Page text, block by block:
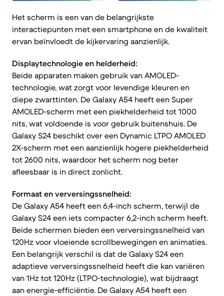
Het scherm is een van de belangrijkste
interactiepunten met een smartphone en de kwaliteit
ervan beïnvloedt de kijkervaring aanzienlijk.
Displaytechnologie en helderheid:
Beide apparaten maken gebruik van AMOLED-
technologie, wat zorgt voor levendige kleuren en
diepe zwarttinten. De Galaxy A54 heeft een Super
AMOLED-scherm met een piekhelderheid tot 1000
nits, wat voldoende is voor gebruik buitenshuis. De
Galaxy S24 beschikt over een Dynamic LTPO AMOLED
2X-scherm met een aanzienlijk hogere piekhelderheid
tot 2600 nits, waardoor het scherm nog beter
afleesbaar is in direct zonlicht.
Formaat en verversingssnelheid:
De Galaxy A54 heeft een 6,4-inch scherm, terwijl de
Galaxy S24 een iets compacter 6,2-inch scherm heeft.
Beide schermen bieden een verversingssnelheid van
120Hz voor vloeiende scrollbewegingen en animaties.
Een belangrijk verschil is dat de Galaxy S24 een
adaptieve verversingssnelheid heeft die kan variëren
van 1Hz tot 120Hz (LTPO-technologie), wat bijdraagt
aan energie-efficiëntie. De Galaxy A54 heeft een